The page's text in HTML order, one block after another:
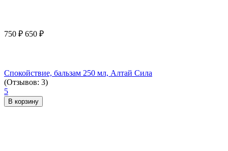
750 ₽ 650 ₽
Спокойствие, бальзам 250 мл, Алтай Сила
(Отзывов: 3)
5
В корзину